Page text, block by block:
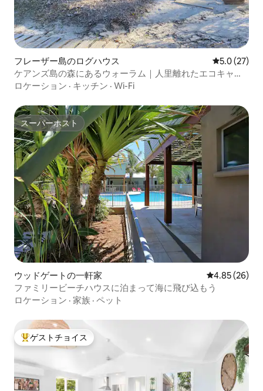
フレーザー島のログハウス レビュー27
5.0 (27)
ケアンズ島の森にあるウォーラム｜人里離れたエコキャビ
ン
ロケーション · キッチン · Wi-Fi
スーパーホスト
スーパーホスト
ウッドゲートの一軒家 レビュー26
4.85 (26)
ファミリービーチハウスに泊まって海に飛び込もう
ロケーション · 家族 · ペット
大好評のゲストチョイスです。
ゲストチョイス